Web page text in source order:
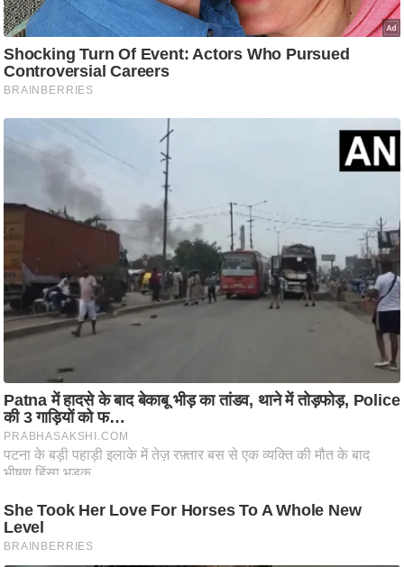
रि
ले
श
न
नी
वि
श्ले
ष
ण
म
सा
म
यि
क
मा
तृ
भू